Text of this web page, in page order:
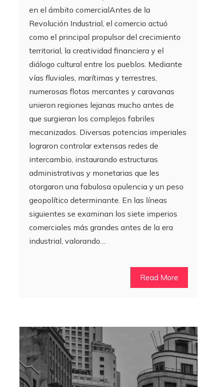
en el ámbito comercialAntes de la
Revolución Industrial, el comercio actuó
como el principal propulsor del crecimiento
territorial, la creatividad financiera y el
diálogo cultural entre los pueblos. Mediante
vías fluviales, marítimas y terrestres,
numerosas flotas mercantes y caravanas
unieron regiones lejanas mucho antes de
que surgieran los complejos fabriles
mecanizados. Diversas potencias imperiales
lograron controlar extensas redes de
intercambio, instaurando estructuras
administrativas y monetarias que les
otorgaron una fabulosa opulencia y un peso
geopolítico determinante. En las líneas
siguientes se examinan los siete imperios
comerciales más grandes antes de la era
industrial, valorando…
Read More